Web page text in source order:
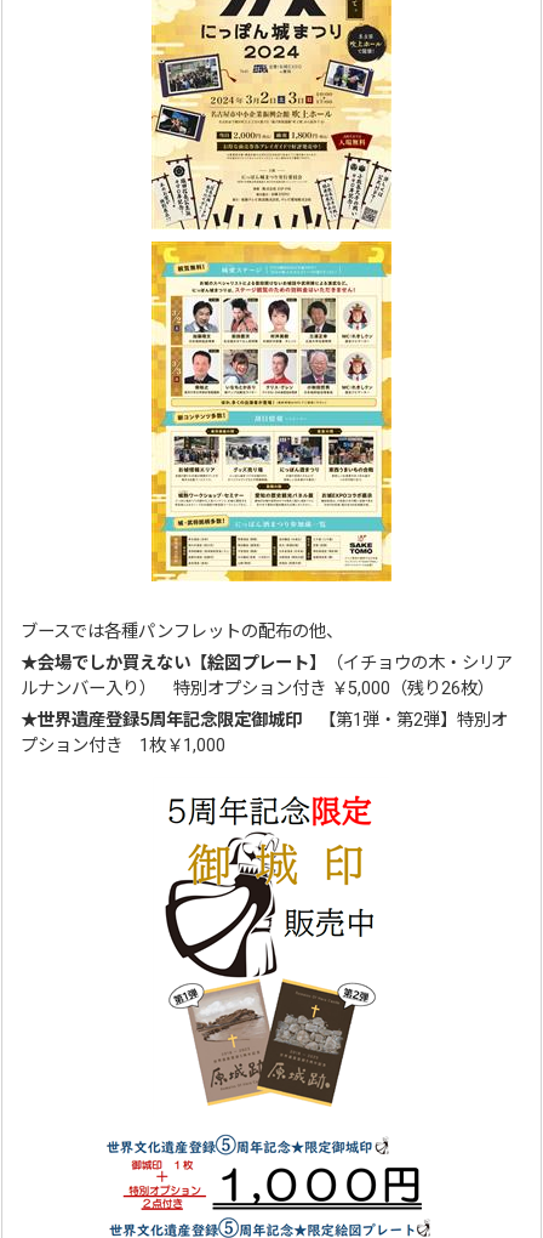
ブースでは各種パンフレットの配布の他、
★会場でしか買えない【絵図プレート】
（イチョウの木・シリア
ルナンバー入り） 特別オプション付き ￥5,000（残り26枚）
★世界遺産登録5周年記念限定御城印 【第1弾・第2弾】特別オ
プション付き 1枚￥1,000